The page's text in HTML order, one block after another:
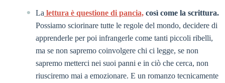
La lettura è questione di pancia, così come la scrittura.
Possiamo sciorinare tutte le regole del mondo, decidere di
apprenderle per poi infrangerle come tanti piccoli ribelli,
ma se non sapremo coinvolgere chi ci legge, se non
sapremo metterci nei suoi panni e in ciò che cerca, non
riusciremo mai a emozionare. E un romanzo tecnicamente